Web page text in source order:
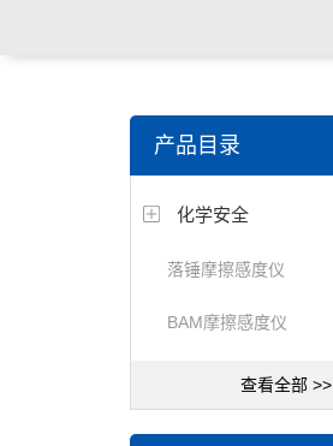
产品目录
化学安全
落锤摩擦感度仪
BAM摩擦感度仪
查看全部 >>